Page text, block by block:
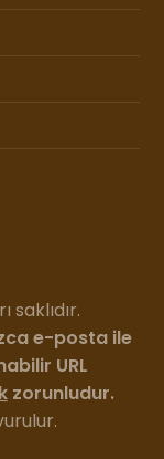
e-posta ile
URL
zorunludur.